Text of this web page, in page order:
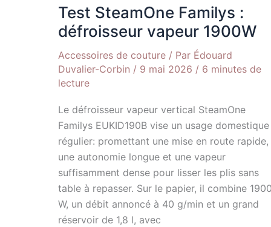
Test SteamOne Familys :
défroisseur vapeur 1900W
Accessoires de couture / Par Édouard
Duvalier-Corbin / 9 mai 2026 / 6 minutes de
lecture
Le défroisseur vapeur vertical SteamOne
Familys EUKID190B vise un usage domestique
régulier: promettant une mise en route rapide,
une autonomie longue et une vapeur
suffisamment dense pour lisser les plis sans
table à repasser. Sur le papier, il combine 1900
W, un débit annoncé à 40 g/min et un grand
réservoir de 1,8 l, avec